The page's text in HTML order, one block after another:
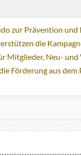
zur Prävention
die
Mitglieder, Neu- und
Förderung aus